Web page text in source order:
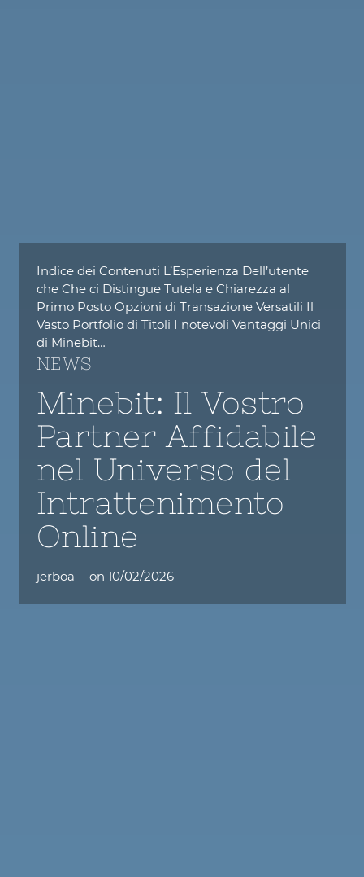
Indice dei Contenuti L’Esperienza Dell’utente
che Che ci Distingue Tutela e Chiarezza al
Primo Posto Opzioni di Transazione Versatili Il
Vasto Portfolio di Titoli I notevoli Vantaggi Unici
di Minebit…
NEWS
Minebit: Il Vostro
Partner Affidabile
nel Universo del
Intrattenimento
Online
jerboa on 10/02/2026